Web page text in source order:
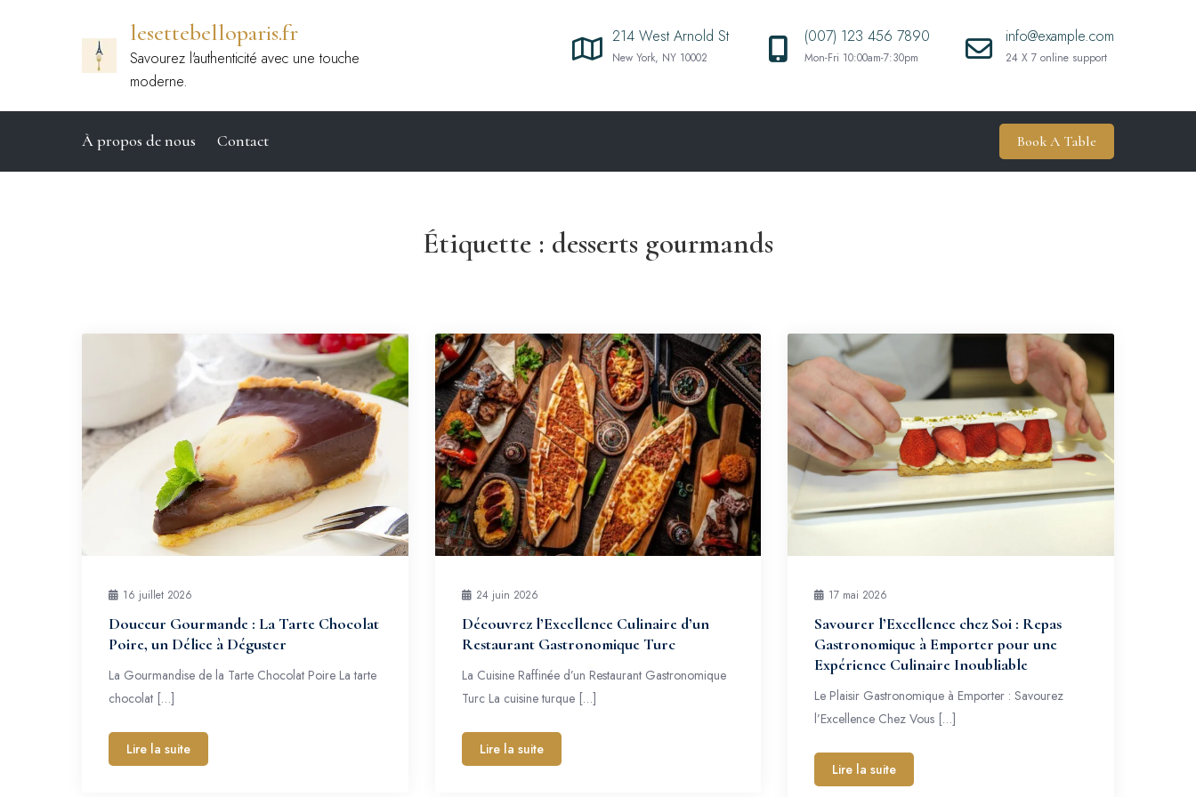
lesettebelloparis.fr
Savourez l'authenticité avec une touche
moderne.
214 West Arnold St
New York, NY 10002
(007) 123 456 7890
Mon-Fri 10:00am-7:30pm
info@example.com
24 X 7 online support
À propos de nous Contact Book A Table
Étiquette : desserts gourmands
16 juillet 2026
Douceur Gourmande : La Tarte Chocolat
Poire, un Délice à Déguster
La Gourmandise de la Tarte Chocolat Poire La tarte
chocolat […]
Lire la suite
24 juin 2026
Découvrez l’Excellence Culinaire d’un
Restaurant Gastronomique Turc
La Cuisine Raffinée d’un Restaurant Gastronomique
Turc La cuisine turque […]
Lire la suite
17 mai 2026
Savourer l’Excellence chez Soi : Repas
Gastronomique à Emporter pour une
Expérience Culinaire Inoubliable
Le Plaisir Gastronomique à Emporter : Savourez
l’Excellence Chez Vous […]
Lire la suite